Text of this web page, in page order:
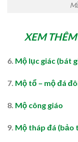
XEM
6. Mộ lục giác (bát
7. Mộ tổ – mộ đá
8. Mộ công giáo
9. Mộ tháp đá (bảo